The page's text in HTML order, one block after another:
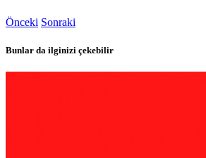
Önceki Sonraki
Bunlar da ilginizi çekebilir